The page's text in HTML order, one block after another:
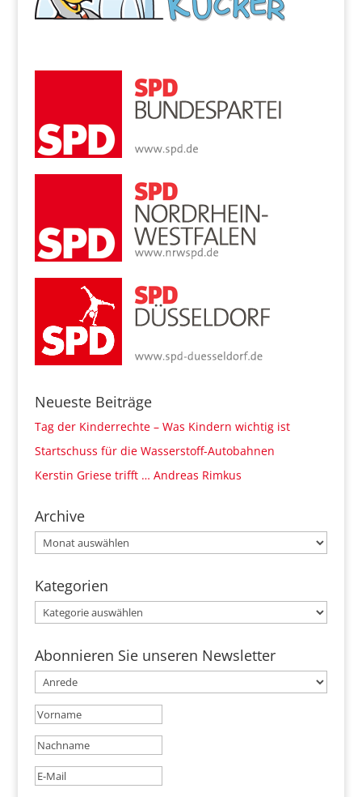
Neueste Beiträge
Tag der Kinderrechte – Was Kindern wichtig ist
Startschuss für die Wasserstoff-Autobahnen
Kerstin Griese trifft … Andreas Rimkus
Archive
Archive
Kategorien
Kategorien
Abonnieren Sie unseren Newsletter